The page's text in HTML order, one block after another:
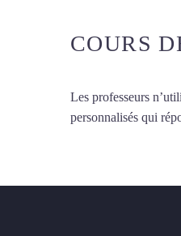
COURS
Les professeurs
personnalisés qui